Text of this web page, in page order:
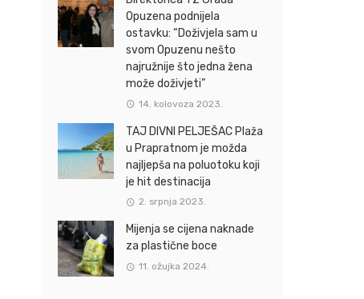
Opuzena podnijela
ostavku: “Doživjela sam u
svom Opuzenu nešto
najružnije što jedna žena
može doživjeti”
14. kolovoza 2023.
TAJ DIVNI PELJEŠAC Plaža
u Prapratnom je možda
najljepša na poluotoku koji
je hit destinacija
2. srpnja 2023.
Mijenja se cijena naknade
za plastične boce
11. ožujka 2024.